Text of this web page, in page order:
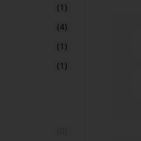
(1)
(4)
(1)
(1)